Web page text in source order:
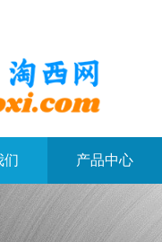
们 产品中心